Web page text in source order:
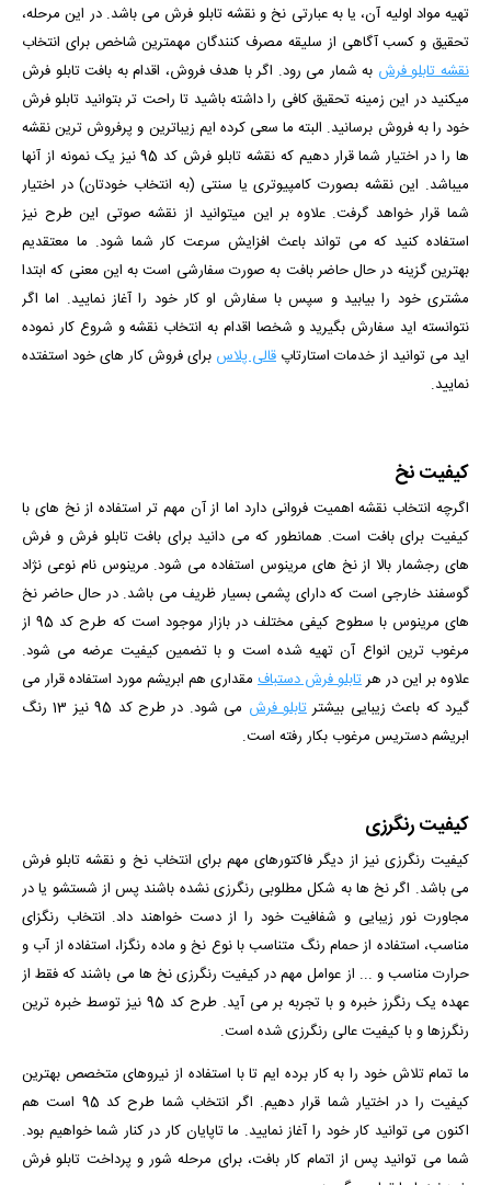
تهیه مواد اولیه آن، یا به عبارتی نخ و نقشه تابلو فرش می باشد. در این مرحله،
تحقیق و کسب آگاهی از سلیقه مصرف کنندگان مهمترین شاخص برای انتخاب
نقشه تابلو فرش به شمار می رود. اگر با هدف فروش، اقدام به بافت تابلو فرش
میکنید در این زمینه تحقیق کافی را داشته باشید تا راحت تر بتوانید تابلو فرش
خود را به فروش برسانید. البته ما سعی کرده ایم زیباترین و پرفروش ترین نقشه
ها را در اختیار شما قرار دهیم که نقشه تابلو فرش کد 95 نیز یک نمونه از آنها
میباشد. این نقشه بصورت کامپیوتری یا سنتی (به انتخاب خودتان) در اختیار
شما قرار خواهد گرفت. علاوه بر این میتوانید از نقشه صوتی این طرح نیز
استفاده کنید که می تواند باعث افزایش سرعت کار شما شود. ما معتقدیم
بهترین گزینه در حال حاضر بافت به صورت سفارشی است به این معنی که ابتدا
مشتری خود را بیابید و سپس با سفارش او کار خود را آغاز نمایید. اما اگر
نتوانسته اید سفارش بگیرید و شخصا اقدام به انتخاب نقشه و شروع کار نموده
اید می توانید از خدمات استارتاپ قالی پلاس برای فروش کار های خود استفتده
نمایید.
کیفیت نخ
اگرچه انتخاب نقشه اهمیت فروانی دارد اما از آن مهم تر استفاده از نخ های با
کیفیت برای بافت است. همانطور که می دانید برای بافت تابلو فرش و فرش
های رجشمار بالا از نخ های مرینوس استفاده می شود. مرینوس نام نوعی نژاد
گوسفند خارجی است که دارای پشمی بسیار ظریف می باشد. در حال حاضر نخ
های مرینوس با سطوح کیفی مختلف در بازار موجود است که طرح کد 95 از
مرغوب ترین انواع آن تهیه شده است و با تضمین کیفیت عرضه می شود.
علاوه بر این در هرتابلو فرش دستباف مقداری هم ابریشم مورد استفاده قرار می
گیرد که باعث زیبایی بیشتر تابلو فرش
می شود. در طرح کد 95 نیز 13 رنگ
ابریشم دستریس مرغوب بکار رفته است.
کیفیت رنگرزی
کیفیت رنگرزی نیز از دیگر فاکتورهای مهم برای انتخاب نخ و نقشه تابلو فرش
می باشد. اگر نخ ها به شکل مطلوبی رنگرزی نشده باشند پس از شستشو یا در
مجاورت نور زیبایی و شفافیت خود را از دست خواهند داد. انتخاب رنگزای
مناسب، استفاده از حمام رنگ متناسب با نوع نخ و ماده رنگزا، استفاده از آب و
حرارت مناسب و ... از عوامل مهم در کیفیت رنگرزی نخ ها می باشند که فقط از
عهده یک رنگرز خبره و با تجربه بر می آید. طرح کد 95 نیز توسط خبره ترین
رنگرزها و با کیفیت عالی رنگرزی شده است.
ما تمام تلاش خود را به کار برده ایم تا با استفاده از نیروهای متخصص بهترین
کیفیت را در اختیار شما قرار دهیم. اگر انتخاب شما طرح کد 95 است هم
اکنون می توانید کار خود را آغاز نمایید. ما تاپایان کار در کنار شما خواهیم بود.
شما می توانید پس از اتمام کار بافت، برای مرحله شور و پرداخت تابلو فرش